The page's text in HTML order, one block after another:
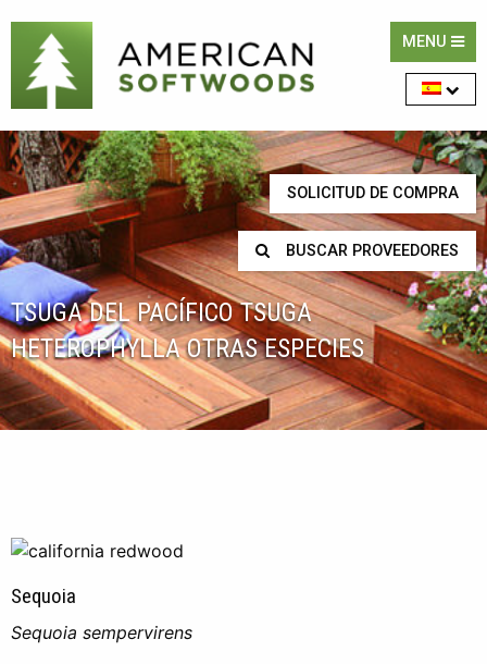
MENU
SOLICITUD DE COMPRA
BUSCAR PROVEEDORES
TSUGA DEL PACÍFICO TSUGA
HETEROPHYLLA OTRAS ESPECIES
Sequoia
Sequoia sempervirens